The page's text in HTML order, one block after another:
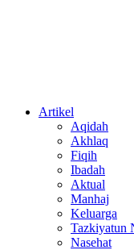
Artikel
Aqidah
Akhlaq
Fiqih
Ibadah
Aktual
Manhaj
Keluarga
Tazkiyatun
Nasehat